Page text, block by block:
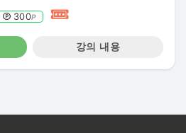
300P
강의 내용